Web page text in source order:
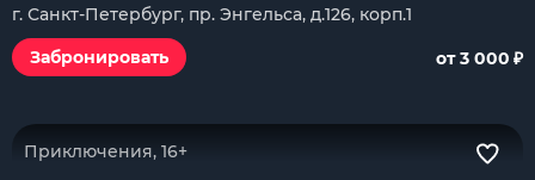
г. Санкт-Петербург, пр. Энгельса, д.126, корп.1
Забронировать
от 3 000 ₽
Приключения, 16+